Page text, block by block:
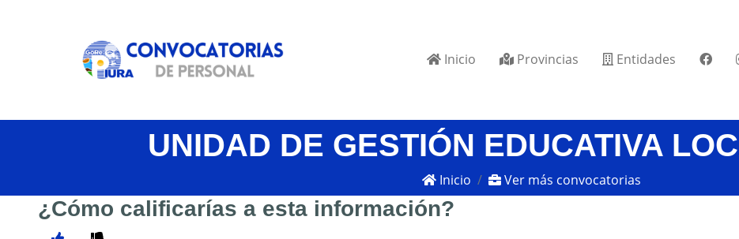
Inicio Provincias Entidades
UNIDAD DE GESTIÓN EDUCATIVA
Inicio Ver más convocatorias
¿Cómo calificarías a esta información?